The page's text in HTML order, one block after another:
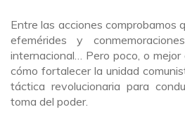
Entre las acciones comprobamos
efemérides y
internacional… Pero poco, o
cómo fortalecer la unidad
táctica revolucionaria para
toma del poder.